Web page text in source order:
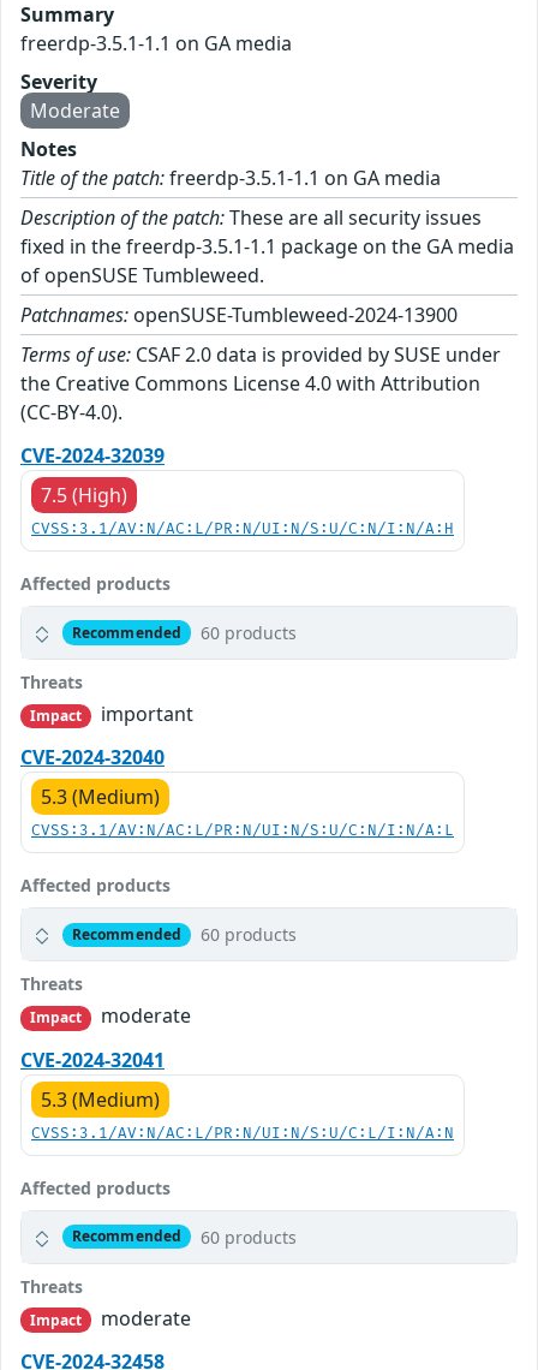
Summary
freerdp-3.5.1-1.1 on GA media
Severity
Moderate
Notes
Title of the patch:freerdp-3.5.1-1.1 on GA media
Description of the patch:These are all security issues
fixed in the freerdp-3.5.1-1.1 package on the GA media
of openSUSE Tumbleweed.
Patchnames: openSUSE-Tumbleweed-2024-13900
Terms of use: CSAF 2.0 data is provided by SUSE under
the Creative Commons License 4.0 with Attribution
(CC-BY-4.0).
CVE-2024-32039
7.5 (High)
CVSS:3.1/AV:N/AC:L/PR:N/UI:N/S:U/C:N/I:N/A:H
Affected products
Recommended 60 products
Threats
Impact
important
CVE-2024-32040
5.3 (Medium)
CVSS:3.1/AV:N/AC:L/PR:N/UI:N/S:U/C:N/I:N/A:L
Affected products
Recommended 60 products
Threats
Impact
moderate
CVE-2024-32041
5.3 (Medium)
CVSS:3.1/AV:N/AC:L/PR:N/UI:N/S:U/C:L/I:N/A:N
Affected products
Recommended 60 products
Threats
Impact
moderate
CVE-2024-32458